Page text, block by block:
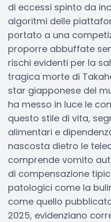
di eccessi spinto da
algoritmi delle
portato a una
proporre abbuffate
rischi evidenti per la
tragica morte di
star giapponese del
ha messo in luce le
questo stile di vita,
alimentari e
nascosta dietro le
comprende vomito
di compensazione
patologici come la
come quello
2025, evidenziano